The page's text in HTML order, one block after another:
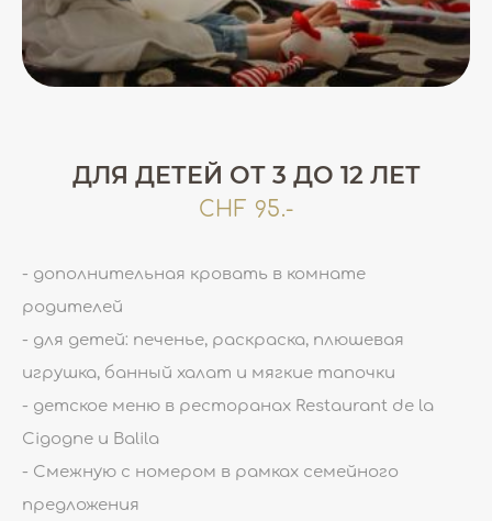
ДЛЯ ДЕТЕЙ ОТ 3 ДО 12 ЛЕТ
CHF 95.-
- дополнительная кровать в комнате
родителей
- для детей: печенье, раскраска, плюшевая
игрушка, банный халат и мягкие тапочки
- детское меню в ресторанах Restaurant de la
Cigogne и Balila
- Смежную с номером в рамках семейного
предложения